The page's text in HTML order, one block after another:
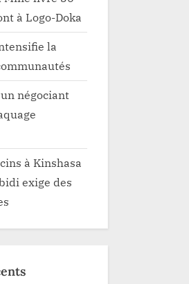
à Logo-Doka
la
négociant
à Kinshasa
exige des